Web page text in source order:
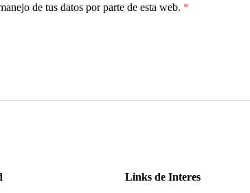
de tus datos por parte de esta web. *
Links de Interes